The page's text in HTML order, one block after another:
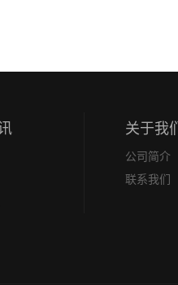
关于我们
公司简介
联系我们